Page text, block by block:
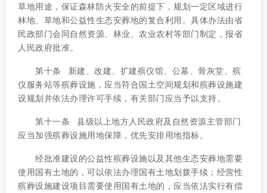
草地用途，保证森林防火安全的前提下，规划一定区域进行
林地、草地和公益性生态安葬地的复合利用。具体办法由省
民政部门会同自然资源、林业、农业农村等部门制定，报省
人民政府批准。
第十条 新建、改建、扩建殡仪馆、公墓、骨灰堂、殡
仪服务站等殡葬设施，应当符合国土空间规划和殡葬设施建
设规划并依法办理许可手续，有关部门应当予以支持。
第十一条 县级以上地方人民政府及自然资源主管部门
应当加强殡葬设施用地保障，优先安排用地指标。
经批准建设的公益性殡葬设施以及其他生态安葬地需要
使用国有土地的，可以依法办理国有土地划拨手续；经营性
殡葬设施建设项目需要使用国有土地的，应当依法实行有偿